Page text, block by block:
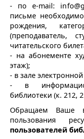
- по e-mail:
письме
рождения,
(преподаватель,
читательского
- на абонементе
этаж);
- в зале
- в
библиотеки (к. 212,
Обращаем Ваше
пользования
пользователей